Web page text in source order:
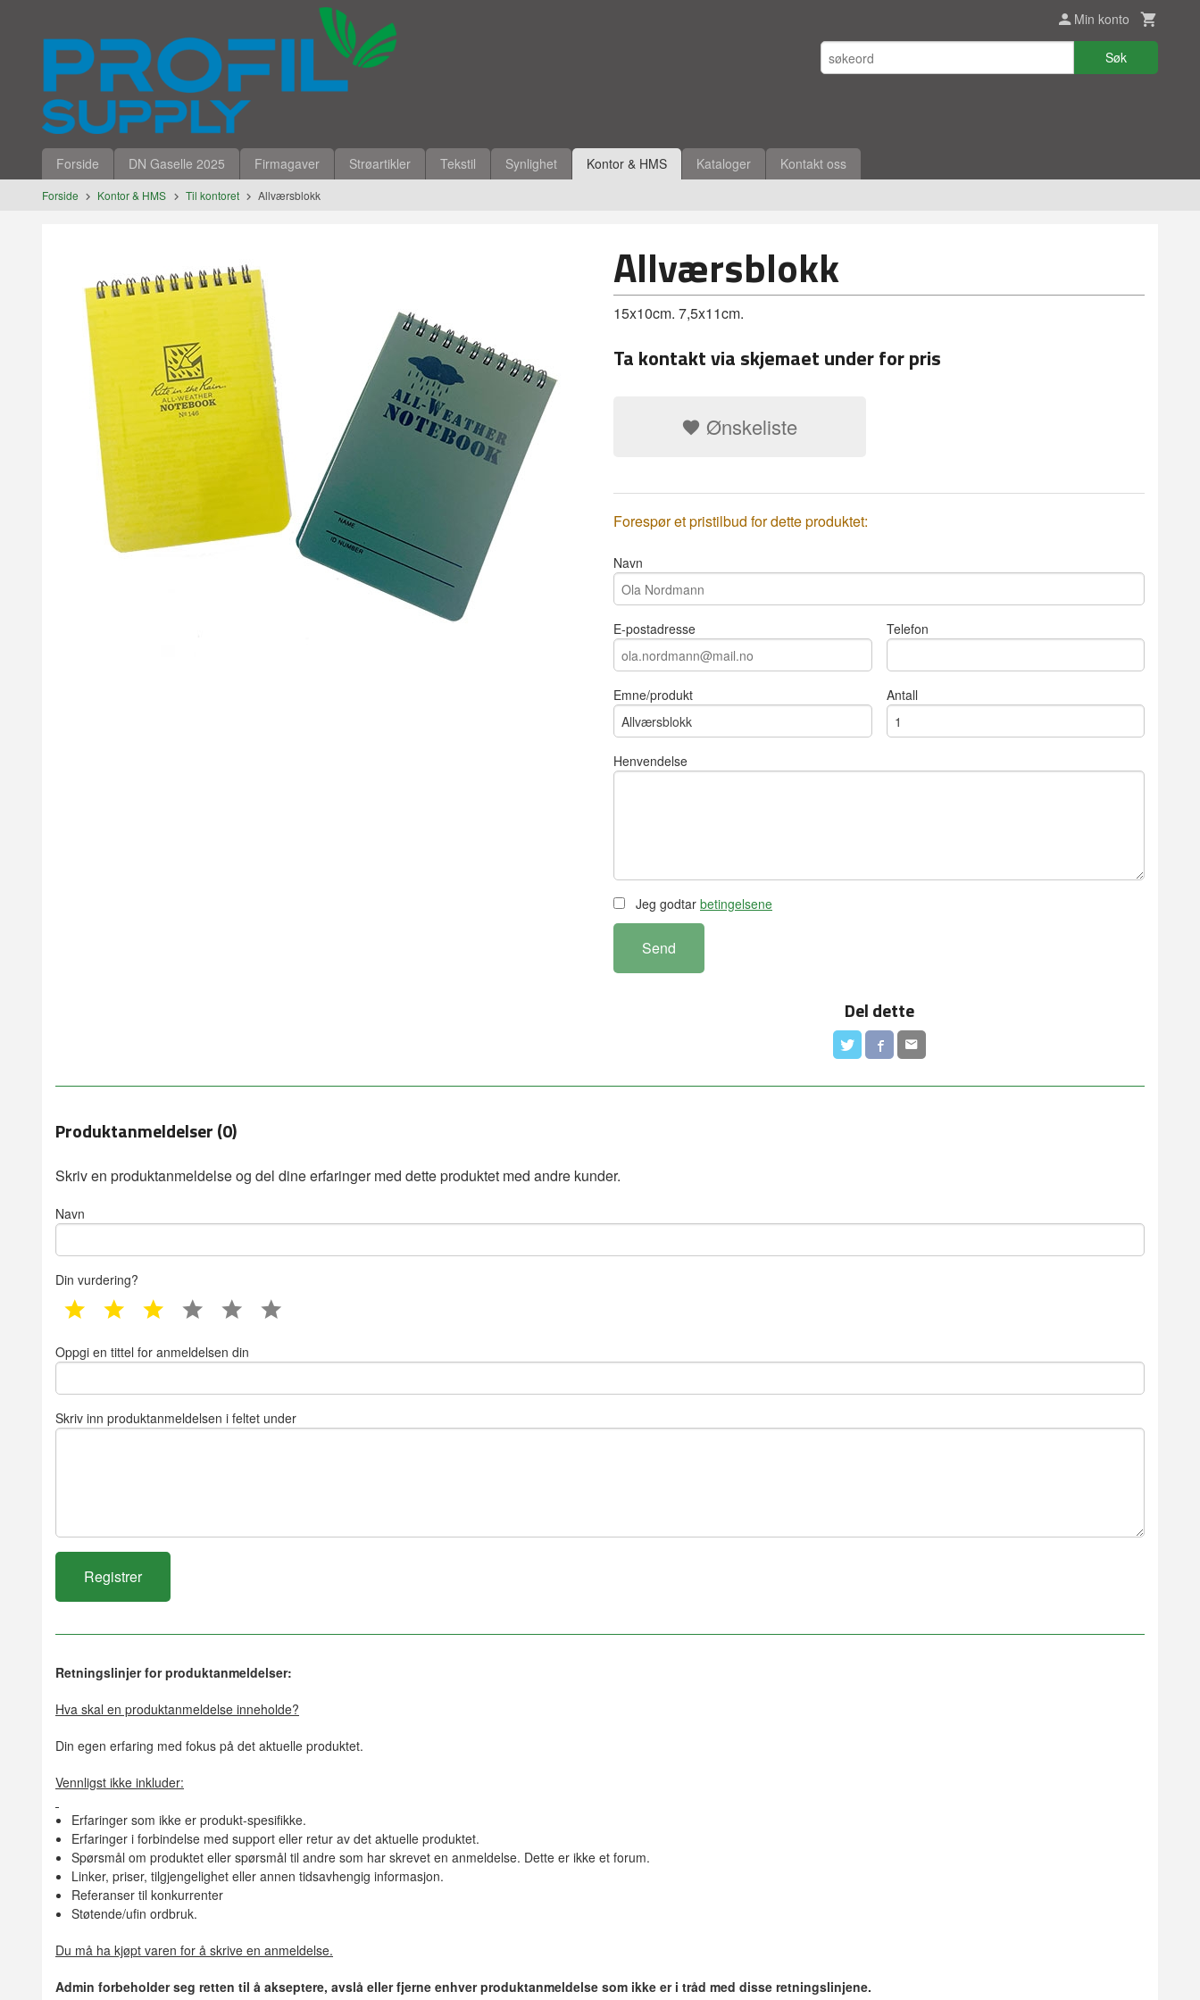
innholdet
Min konto
Søk
Produkter
Forside DN Gaselle 2025 Firmagaver Strøartikler Tekstil Synlighet Kontor & HMS Kataloger Kontakt oss
Forside Kontor & HMS Til kontoret Allværsblokk
Allværsblokk
15x10cm. 7,5x11cm.
Ta kontakt via skjemaet under for pris
Ønskeliste
Forespør et pristilbud for dette produktet:
Navn
E-postadresse Telefon
Emne/produkt Antall
Henvendelse
Jeg godtar betingelsene
Send
Del dette
Produktanmeldelser (0)
Skriv en produktanmeldelse og del dine erfaringer med dette produktet med andre kunder.
Navn
Din vurdering?
1 star 2 star 3 star 4 star 5 star
Oppgi en tittel for anmeldelsen din
Skriv inn produktanmeldelsen i feltet under
Retningslinjer for produktanmeldelser:
Hva skal en produktanmeldelse inneholde?
Din egen erfaring med fokus på det aktuelle produktet.
Vennligst ikke inkluder:
Erfaringer som ikke er produkt-spesifikke.
Erfaringer i forbindelse med support eller retur av det aktuelle produktet.
Spørsmål om produktet eller spørsmål til andre som har skrevet en anmeldelse. Dette er ikke et forum.
Linker, priser, tilgjengelighet eller annen tidsavhengig informasjon.
Referanser til konkurrenter
Støtende/ufin ordbruk.
Du må ha kjøpt varen for å skrive en anmeldelse.
Admin forbeholder seg retten til å akseptere, avslå eller fjerne enhver produktanmeldelse som ikke er i tråd med disse retningslinjene.